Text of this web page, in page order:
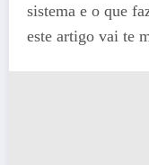
sistema e o que
este artigo vai te